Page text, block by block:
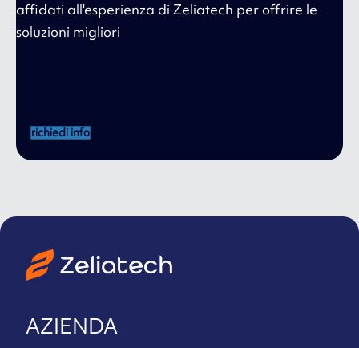
affidati all'esperienza di Zeliatech per offrire le
soluzioni migliori
richiedi info
AZIENDA